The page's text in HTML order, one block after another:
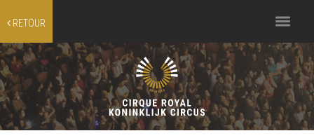
RETOUR
Toggle
navigation